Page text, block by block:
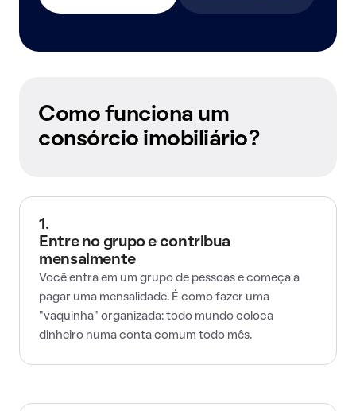
Como funciona um
consórcio imobiliário?
1.
Entre no grupo e contribua
mensalmente
Você entra em um grupo de pessoas e começa a
pagar uma mensalidade. É como fazer uma
"vaquinha" organizada: todo mundo coloca
dinheiro numa conta comum todo mês.